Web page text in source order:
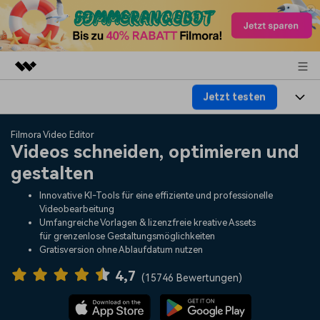
Dienstprogramme
Business
Überblick
Lösungen
Über uns
Presseraum
Support
Jetzt testen
Produkte
Plattformen
Funktionen
Assets
KI
Video/Foto
Audio
Lösungen
Soziale Medien
Marketing & Business
Lifestyle & Spaß
Ressourcen
Video-Prompts
Über 100 heiße Video-
Meisterkurs
Beherrschen Sie
Hilfe-Center
Filmora Video Editor
Videos schneiden, optimieren und
gestalten
Innovative KI-Tools für eine effiziente und professionelle
Videobearbeitung
Umfangreiche Vorlagen & lizenzfreie kreative Assets
für grenzenlose Gestaltungsmöglichkeiten
Gratisversion ohne Ablaufdatum nutzen
4,7 (15746 Bewertungen)